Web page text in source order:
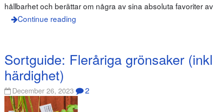
hållbarhet och berättar om några av sina absoluta favoriter av
Continue reading
Sortguide: Fleråriga grönsaker (inkl
härdighet)
December 26, 2023 2